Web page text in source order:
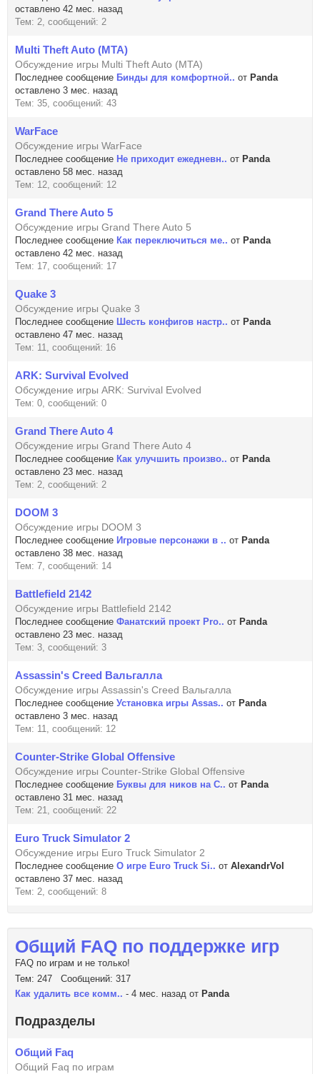
оставлено 42 мес. назад
Тем: 2, сообщений: 2
Multi Theft Auto (MTA)
Обсуждение игры Multi Theft Auto (MTA)
Последнее сообщение Бинды для комфортной.. от Panda
оставлено 3 мес. назад
Тем: 35, сообщений: 43
WarFace
Обсуждение игры WarFace
Последнее сообщение Не приходит ежедневн.. от Panda
оставлено 58 мес. назад
Тем: 12, сообщений: 12
Grand There Auto 5
Обсуждение игры Grand There Auto 5
Последнее сообщение Как переключиться ме.. от Panda
оставлено 42 мес. назад
Тем: 17, сообщений: 17
Quake 3
Обсуждение игры Quake 3
Последнее сообщение Шесть конфигов настр.. от Panda
оставлено 47 мес. назад
Тем: 11, сообщений: 16
ARK: Survival Evolved
Обсуждение игры ARK: Survival Evolved
Тем: 0, сообщений: 0
Grand There Auto 4
Обсуждение игры Grand There Auto 4
Последнее сообщение Как улучшить произво.. от Panda
оставлено 23 мес. назад
Тем: 2, сообщений: 2
DOOM 3
Обсуждение игры DOOM 3
Последнее сообщение Игровые персонажи в .. от Panda
оставлено 38 мес. назад
Тем: 7, сообщений: 14
Battlefield 2142
Обсуждение игры Battlefield 2142
Последнее сообщение Фанатский проект Pro.. от Panda
оставлено 23 мес. назад
Тем: 3, сообщений: 3
Assassin's Creed Вальгалла
Обсуждение игры Assassin's Creed Вальгалла
Последнее сообщение Установка игры Assas.. от Panda
оставлено 3 мес. назад
Тем: 11, сообщений: 12
Counter-Strike Global Offensive
Обсуждение игры Counter-Strike Global Offensive
Последнее сообщение Буквы для ников на C.. от Panda
оставлено 31 мес. назад
Тем: 21, сообщений: 22
Euro Truck Simulator 2
Обсуждение игры Euro Truck Simulator 2
Последнее сообщение О игре Euro Truck Si.. от AlexandrVol
оставлено 37 мес. назад
Тем: 2, сообщений: 8
Общий FAQ по поддержке игр
FAQ по играм и не только!
Тем: 247 Сообщений: 317
Как удалить все комм.. - 4 мес. назад от Panda
Подразделы
Общий Faq
Общий Faq по играм